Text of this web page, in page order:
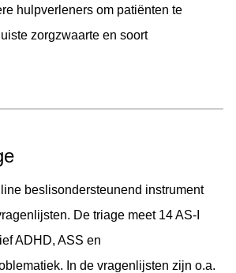
hulpverleners om patiënten te
zorgzwaarte en soort
beslisondersteunend instrument
De triage meet 14 AS-I
ADHD, ASS en
In de vragenlijsten zijn o.a.